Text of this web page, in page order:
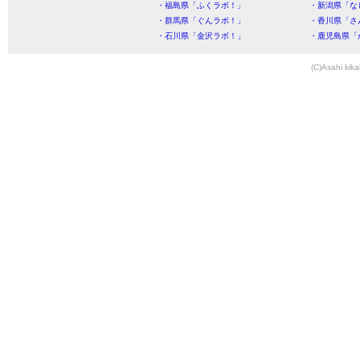
・福島県「ふくラボ！」
・新潟県「
・群馬県「ぐんラボ！」
・香川県「
・石川県「金沢ラボ！」
・鹿児島県
(C)Asahi